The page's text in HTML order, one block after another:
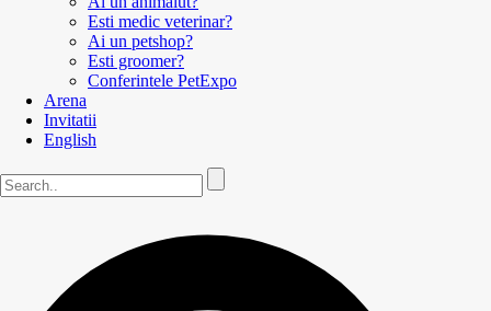
Esti medic veterinar?
Ai un petshop?
Esti groomer?
Conferintele PetExpo
Arena
Invitatii
English